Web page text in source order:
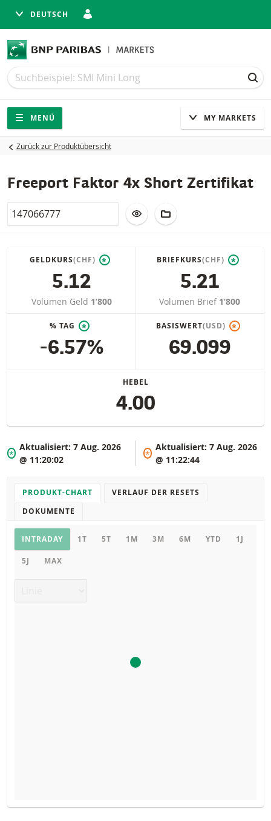
DEUTSCH
Suche
Suche
Navigation
Seitennavigation
MENÜ MY MARKETS
Zurück zur Produktübersicht
Freeport Faktor 4x Short Zertifikat
Valor ZUR WATCHLIST HINZUFÜGEN
GELDKURS(CHF) *
5.12
Volumen Geld 1’800
BRIEFKURS(CHF) *
5.21
Volumen Brief 1’800
% TAG *
-6.57%
BASISWERT(USD) *
69.099
HEBEL
4.00
*
Aktualisiert:7 Aug. 2026
@ 11:20:02
*
Aktualisiert: 7 Aug. 2026
@ 11:22:44
PRODUKT-CHART
VERLAUF DER RESETS
DOKUMENTE
Chart
INTRADAY 1T 5T 1M 3M 6M YTD 1J
5J MAX
ART
BROSCHÜRE